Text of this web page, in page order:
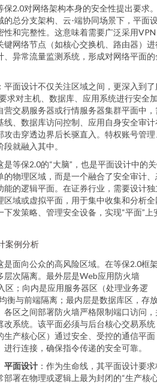
保2.0对网络架构本身的安全性提出要求
的总分支架构、云-端协同场景下，平面
性和完整性。这意味着需要广泛采用
键网络节点（如核心交换机、路由器）进
、异常流量监测系统，形成对网络平面的
：平面设计不仅关注区域之间，更深入到
求对主机、数据库、应用系统进行安全
营交易服务器或行情服务器集群平面中，
线、数据库访问控制、应用自身安全审计
攻击穿透边界后长驱直入。特权账号管理
就融入其中。
是等保2.0的“大脑”，也是平面设计中的
的物理区域，而是一个融合了安全审计、
能的逻辑平面。在证券行业，需要设计独
区域或虚拟平面，用于集中收集和分析全
发策略、管理安全设备，实现“平面”上
案例分析
是面向公众的高风险区域。在等保2.0框
层次隔离。最外层是Web应用防火墙
区；向内是应用服务器区（处理业务逻
衡与前端隔离；最内层是数据库区，存
各区之间部署防火墙严格限制端口访问，
改系统。该平面必须与后台核心交易系统
生产核心区）通过安全、受控的通信平面
进行连接，确保指令传递的安全可靠。
平面设计 ：作为生命线，其平面设计要
署在物理或逻辑上最为封闭的“生产核